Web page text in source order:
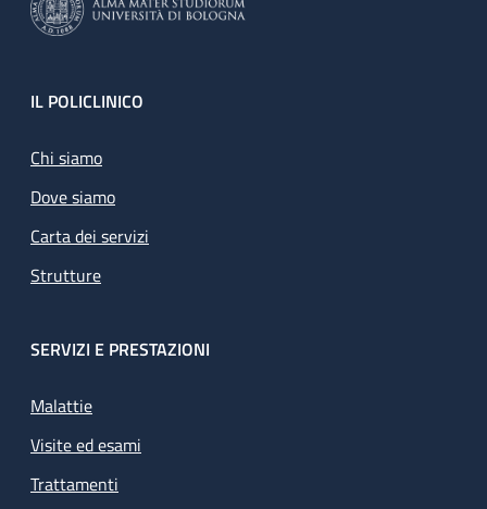
Footer
IL POLICLINICO
Chi siamo
Dove siamo
Carta dei servizi
Strutture
SERVIZI E PRESTAZIONI
Malattie
Visite ed esami
Trattamenti